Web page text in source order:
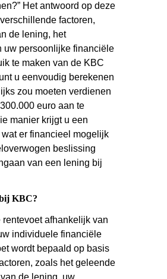
Het antwoord op deze
factoren,
de lening, het
uw persoonlijke financiële
te maken van de KBC
u eenvoudig berekenen
zou moeten verdienen
euro aan te
manier krijgt u een
er financieel mogelijk
beslissing
van een lening bij
KBC?
afhankelijk van
individuele financiële
wordt bepaald op basis
zoals het geleende
de lening, uw